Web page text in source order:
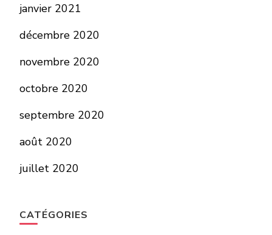
janvier 2021
décembre 2020
novembre 2020
octobre 2020
septembre 2020
août 2020
juillet 2020
CATÉGORIES